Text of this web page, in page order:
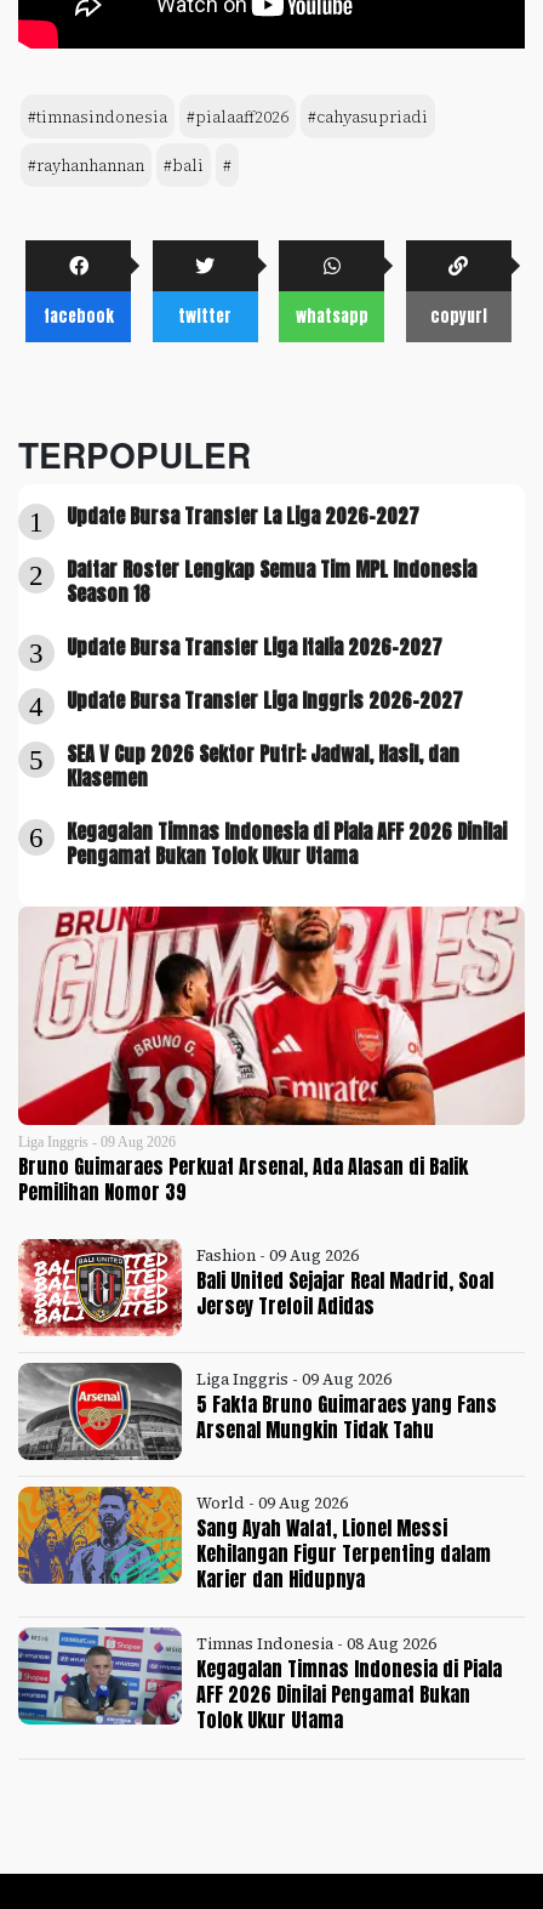
#timnasindonesia #pialaaff2026 #cahyasupriadi
#rayhanhannan #bali #
facebook twitter whatsapp copyurl
TERPOPULER
1 Update Bursa Transfer La Liga 2026-2027
2
Daftar Roster Lengkap Semua Tim MPL Indonesia
Season 18
3 Update Bursa Transfer Liga Italia 2026-2027
4 Update Bursa Transfer Liga Inggris 2026-2027
5
SEA V Cup 2026 Sektor Putri: Jadwal, Hasil, dan
Klasemen
6
Kegagalan Timnas Indonesia di Piala AFF 2026 Dinilai
Pengamat Bukan Tolok Ukur Utama
Liga Inggris - 09 Aug 2026
Bruno Guimaraes Perkuat Arsenal, Ada Alasan di Balik
Pemilihan Nomor 39
Fashion - 09 Aug 2026
Bali United Sejajar Real Madrid, Soal
Jersey Trefoil Adidas
Liga Inggris - 09 Aug 2026
5 Fakta Bruno Guimaraes yang Fans
Arsenal Mungkin Tidak Tahu
World - 09 Aug 2026
Sang Ayah Wafat, Lionel Messi
Kehilangan Figur Terpenting dalam
Karier dan Hidupnya
Timnas Indonesia - 08 Aug 2026
Kegagalan Timnas Indonesia di Piala
AFF 2026 Dinilai Pengamat Bukan
Tolok Ukur Utama